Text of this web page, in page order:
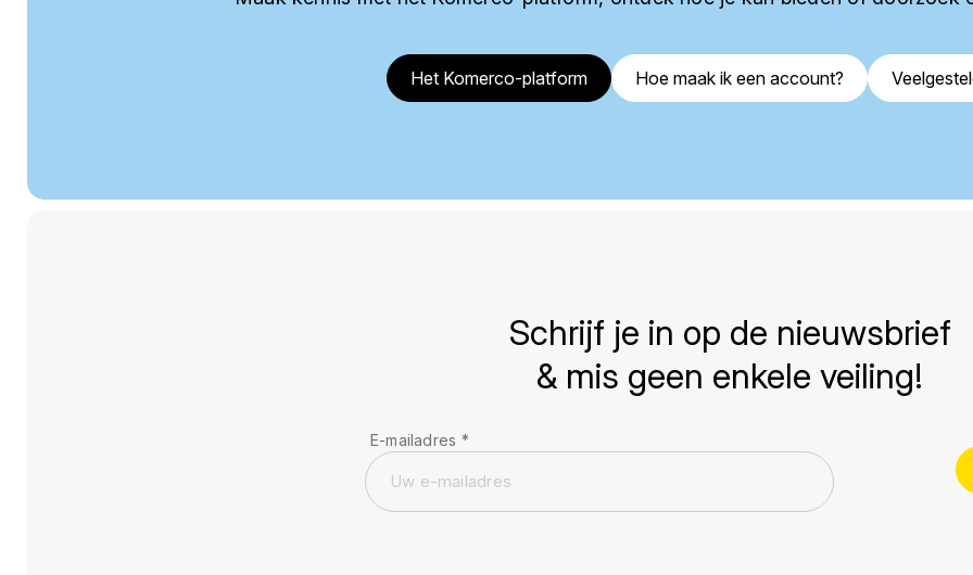
Het Komerco-platform Hoe maak ik een account?
Schrijf je in op de nieuwsbrief
& mis geen enkele veiling!
E-mailadres *